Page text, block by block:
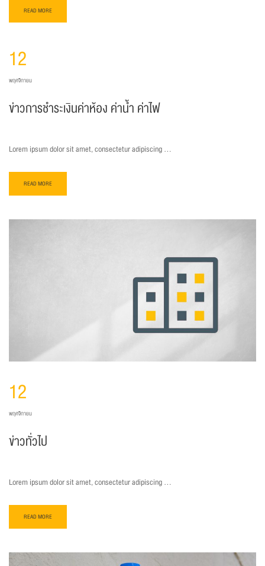
READ MORE
12
พฤศจิกายน
ข่าวการชำระเงินค่าห้อง ค่าน้ำ ค่าไฟ
Lorem ipsum dolor sit amet, consectetur adipiscing …
READ MORE
12
พฤศจิกายน
ข่าวทั่วไป
Lorem ipsum dolor sit amet, consectetur adipiscing …
READ MORE